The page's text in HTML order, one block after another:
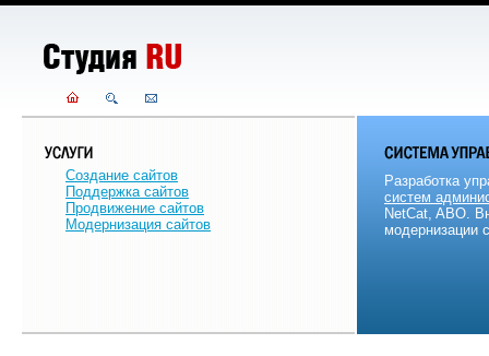
Создание сайтов
Поддержка сайтов
Продвижение сайтов
Модернизация сайтов
Разработка
систем
NetCat, ABO.
модернизации